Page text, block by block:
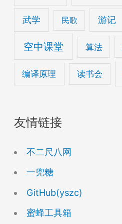
武学 民歌 游记
空中课堂 算法
编译原理 读书会
友情链接
不二尺八网
一兜糖
GitHub(yszc)
蜜蜂工具箱